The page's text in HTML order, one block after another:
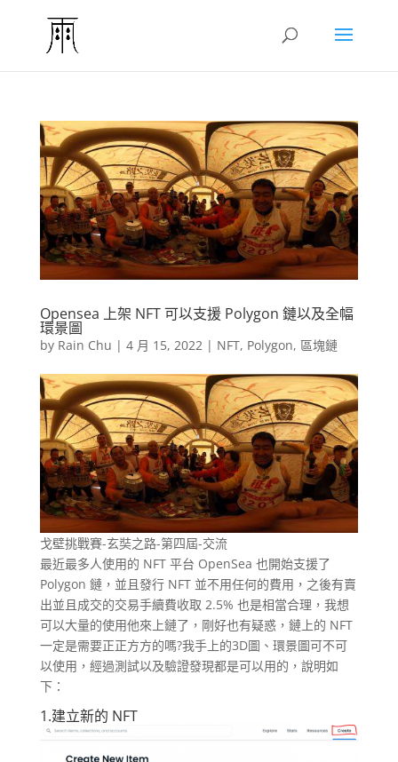
Opensea 上架 NFT 可以支援 Polygon 鏈以及全幅
環景圖
by Rain Chu | 4 月 15, 2022| NFT, Polygon, 區塊鏈
戈壁挑戰賽-玄奘之路-第四屆-交流
最近最多人使用的 NFT 平台 OpenSea 也開始支援了
Polygon 鏈，並且發行 NFT 並不用任何的費用，之後有賣
出並且成交的交易手續費收取 2.5% 也是相當合理，我想
可以大量的使用他來上鏈了，剛好也有疑惑，鏈上的 NFT
一定是需要正正方方的嗎?我手上的3D圖、環景圖可不可
以使用，經過測試以及驗證發現都是可以用的，說明如
下：
1.建立新的 NFT